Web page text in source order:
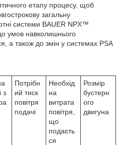
етапу процесу, щоб
загальну
системи BAUER NPX™
умов навколишнього
а також до змін у системах PSA
з
Потрібн
ий тиск
повітря
подачі
Необхід
на
витрата
повітря,
що
подаєть
ся
Розмір
бустерн
ого
двигуна